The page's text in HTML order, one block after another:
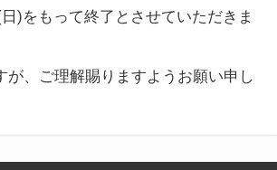
)をもって終了とさせていただきま
が、ご理解賜りますようお願い申し